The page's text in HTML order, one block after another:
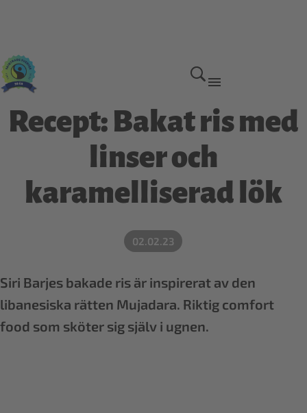
Recept: Bakat ris med
linser och
karamelliserad lök
02.02.23
Siri Barjes bakade ris är inspirerat av den
libanesiska rätten Mujadara. Riktig comfort
food som sköter sig själv i ugnen.